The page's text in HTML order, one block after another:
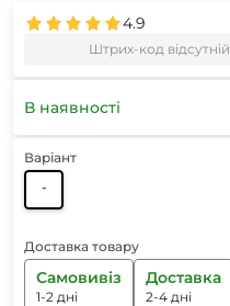
4.9
Штрих-код відсутній
В наявності
Варіант
-
Доставка товару
Самовивіз
1-2 дні
Доставка
2-4 дні